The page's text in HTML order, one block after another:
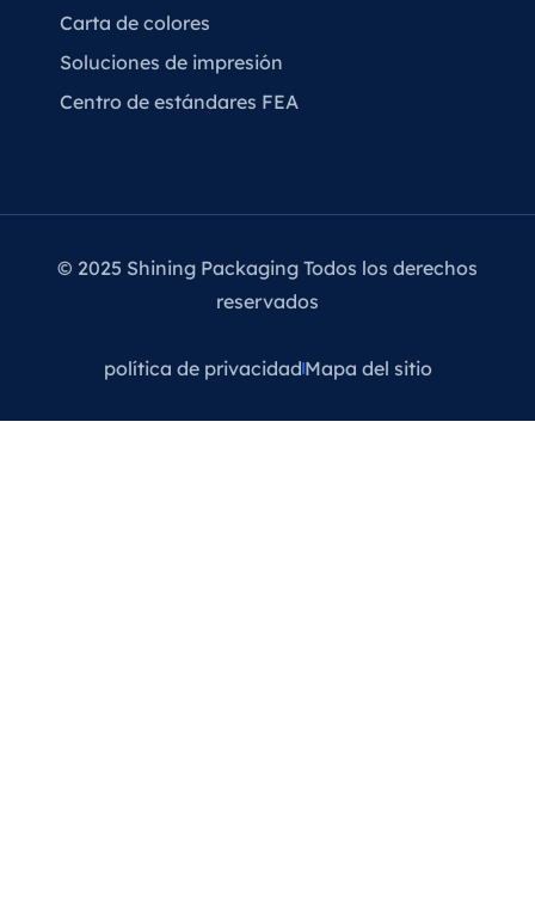
Carta de colores
Soluciones de impresión
Centro de estándares FEA
© 2025 Shining Packaging Todos los derechos
reservados
política de privacidadMapa del sitio